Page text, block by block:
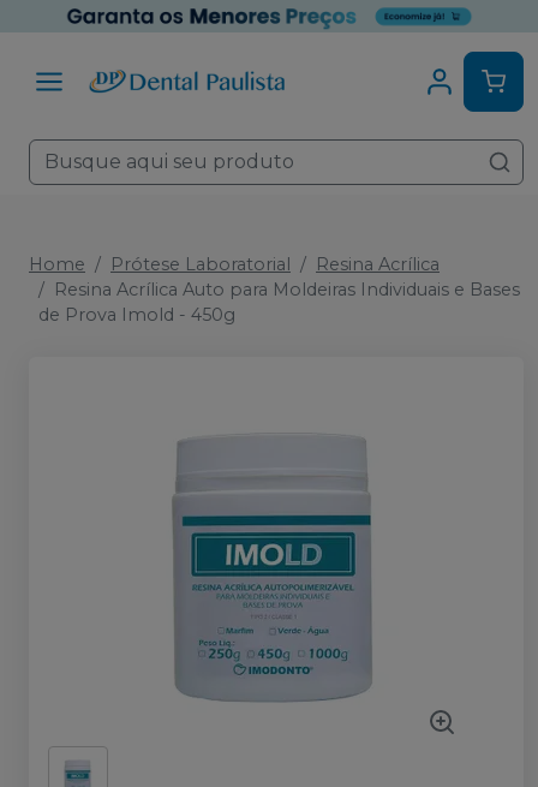
Home Prótese Laboratorial
Resina Acrílica
Resina Acrílica Auto para Moldeiras Individuais e Bases
de Prova Imold - 450g